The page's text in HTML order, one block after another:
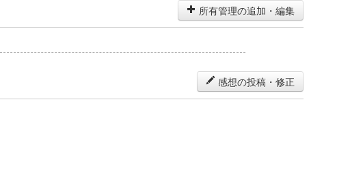
所有管理の追加・編集
感想の投稿・修正